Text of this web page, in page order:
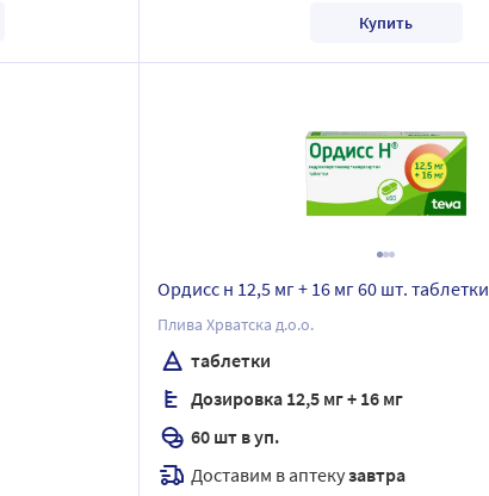
Купить
Ордисс н 12,5 мг + 16 мг 60 шт. таблетки
Плива Хрватска д.о.о.
таблетки
Дозировка 12,5 мг + 16 мг
60 шт в уп.
Доставим в аптекузавтра